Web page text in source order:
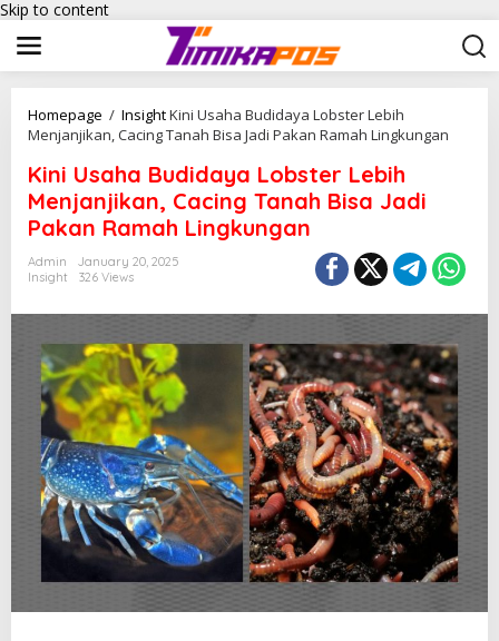
Skip to content
Homepage / InsightKini Usaha Budidaya Lobster Lebih
Menjanjikan, Cacing Tanah Bisa Jadi Pakan Ramah Lingkungan
Kini Usaha Budidaya Lobster Lebih
Menjanjikan, Cacing Tanah Bisa Jadi
Pakan Ramah Lingkungan
Admin
January 20, 2025
Insight
326 Views